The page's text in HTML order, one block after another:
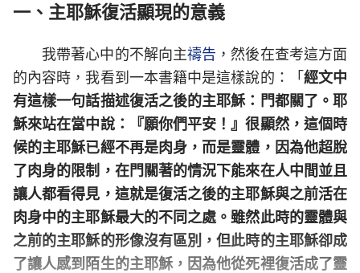
一、主耶穌復活顯現的意義
我帶著心中的不解向主禱告 ，然後在查考這方面
的內容時，我看到一本書籍中是這樣說的：「 經文中
有這樣一句話描述復活之後的主耶穌：門都關了。耶
穌來站在當中說：『願你們平安！』很顯然，這個時
候的主耶穌已經不再是肉身，而是靈體，因為他超脫
了肉身的限制，在門關著的情況下能來在人中間並且
讓人都看得見，這就是復活之後的主耶穌與之前活在
肉身中的主耶穌最大的不同之處。雖然此時的靈體與
之前的主耶穌的形像沒有區別，但此時的主耶穌卻成
了讓人感到陌生的主耶穌，因為他從死裡復活成了靈